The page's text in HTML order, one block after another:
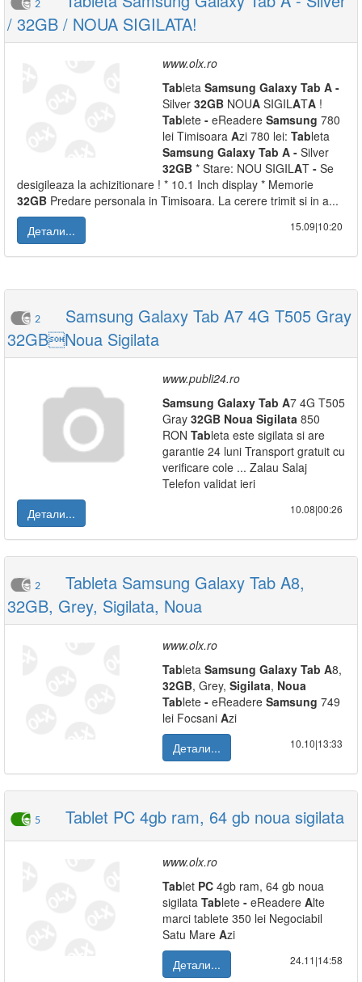
2
/ 32GB / NOUA SIGILATA!
www.olx.ro
Tableta Samsung Galaxy Tab A -
Silver 32GB NOUA SIGILATA !
Tablete - eReadere Samsung 780
lei Timisoara Azi 780 lei: Tableta
Samsung Galaxy Tab A - Silver
32GB * Stare: NOU SIGILAT - Se
desigileaza la achizitionare ! * 10.1 Inch display * Memorie
32GB Predare personala in Timisoara. La cerere trimit si in a...
Детали...
15.09|10:20
2
Samsung Galaxy Tab A7 4G T505 Gray
32GBNoua Sigilata
www.publi24.ro
Samsung Galaxy Tab A7 4G T505
Gray 32GB Noua Sigilata 850
RON Tableta este sigilata si are
garantie 24 luni Transport gratuit cu
verificare cole ... Zalau Salaj
Telefon validat ieri
Детали...
10.08|00:26
2
Tableta Samsung Galaxy Tab A8,
32GB, Grey, Sigilata, Noua
www.olx.ro
Tableta Samsung Galaxy Tab A8,
32GB, Grey, Sigilata, Noua
Tablete - eReadere Samsung 749
lei Focsani Azi
Детали...
10.10|13:33
5 Tablet PC 4gb ram, 64 gb noua sigilata
www.olx.ro
Tablet PC 4gb ram, 64 gb noua
sigilata Tablete - eReadere Alte
marci tablete 350 lei Negociabil
Satu Mare Azi
Детали...
24.11|14:58